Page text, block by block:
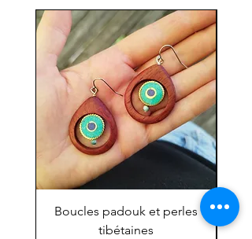
Boucles padouk et perles
tibétaines